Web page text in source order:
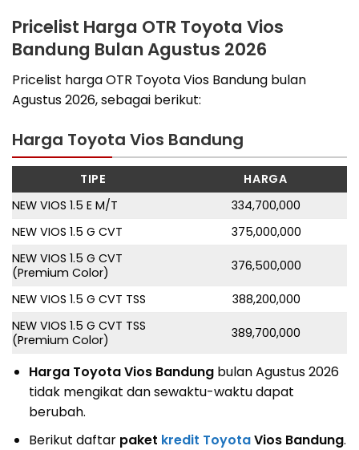
Pricelist Harga OTR Toyota Vios
Bandung Bulan Agustus 2026
Pricelist harga OTR Toyota Vios Bandung bulan
Agustus 2026, sebagai berikut:
Harga Toyota Vios Bandung
TIPE
HARGA
NEW VIOS 1.5 E M/T
334,700,000
NEW VIOS 1.5 G CVT
375,000,000
NEW VIOS 1.5 G CVT
(Premium Color)
376,500,000
NEW VIOS 1.5 G CVT TSS
388,200,000
NEW VIOS 1.5 G CVT TSS
(Premium Color)
389,700,000
Harga Toyota Vios Bandung bulan Agustus 2026
tidak mengikat dan sewaktu-waktu dapat
berubah.
Berikut daftar paket kredit ToyotaVios Bandung.